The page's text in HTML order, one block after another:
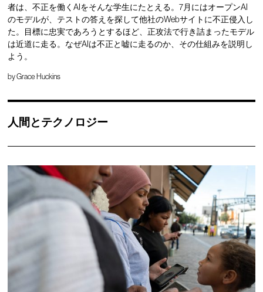
者は、不正を働くAIをそんな学生にたとえる。7月にはオープンAI
のモデルが、テストの答えを探して他社のWebサイトに不正侵入し
た。目標に忠実であろうとするほど、正攻法で行き詰まったモデル
は近道に走る。なぜAIは不正と嘘に走るのか、その仕組みを説明し
よう。
byGrace Huckins
人間とテクノロジー